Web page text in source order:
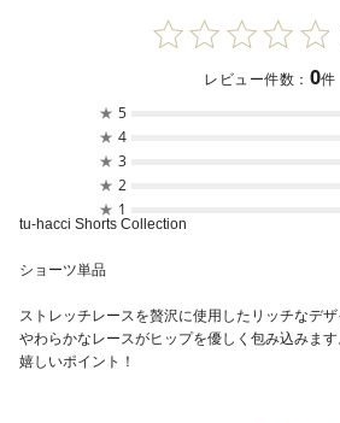
レビュー件数： 0件
★ 5
★ 4
★ 3
★ 2
★ 1
tu-hacci Shorts Collection
ショーツ単品
ストレッチレースを贅沢に使用したリッチなデザ
やわらかなレースがヒップを優しく包み込みま
嬉しいポイント！